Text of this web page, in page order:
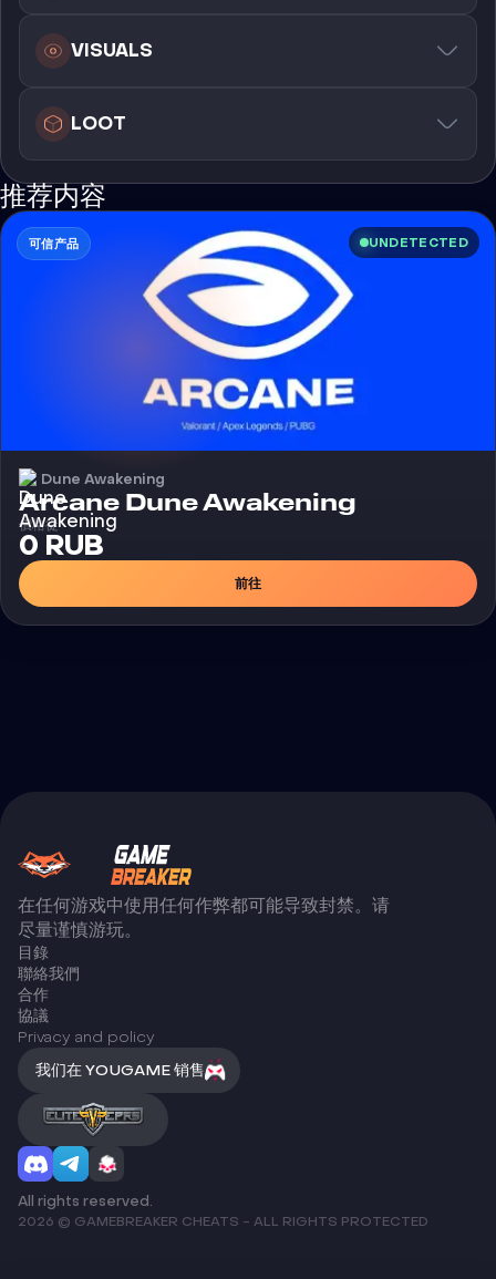
VISUALS
LOOT
推荐内容
可信产品 UNDETECTED
Dune Awakening
Arcane Dune Awakening
價格從
0 RUB
前往
在任何游戏中使用任何作弊都可能导致封禁。请
尽量谨慎游玩。
目錄
聯絡我們
合作
協議
Privacy and policy
我们在 YOUGAME 销售
All rights reserved.
2026 © GAMEBREAKER CHEATS - ALL RIGHTS PROTECTED